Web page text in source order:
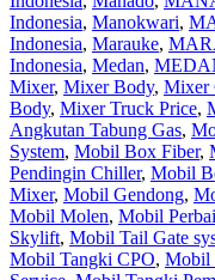
Indonesia, Manokwari,
Indonesia, Marauke,
Indonesia, Medan,
Mixer, Mixer Body, Mixer
Body, Mixer Truck Price,
Angkutan Tabung Gas,
System, Mobil Box Fiber,
Pendingin Chiller, Mobil
Mixer, Mobil Gendong,
Mobil Molen, Mobil
Skylift, Mobil Tail Gate
Mobil Tangki CPO, Mobil